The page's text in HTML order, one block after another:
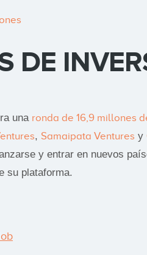
DE
una ronda de 16,9 millones
, Samaipata Ventures y
y entrar en nuevos
su plataforma.